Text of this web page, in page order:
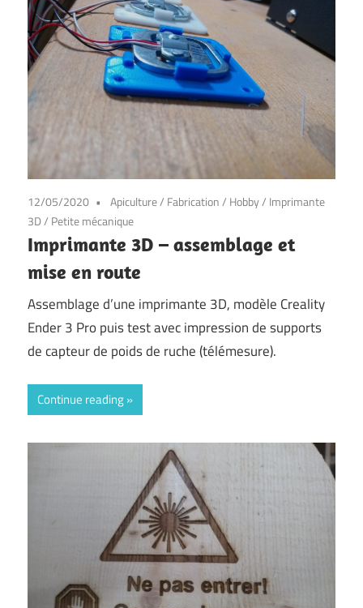
12/05/2020 Apiculture/ Fabrication/ Hobby/ Imprimante
3D/ Petite mécanique
Imprimante 3D – assemblage et
mise en route
Assemblage d’une imprimante 3D, modèle Creality
Ender 3 Pro puis test avec impression de supports
de capteur de poids de ruche (télémesure).
Continue reading